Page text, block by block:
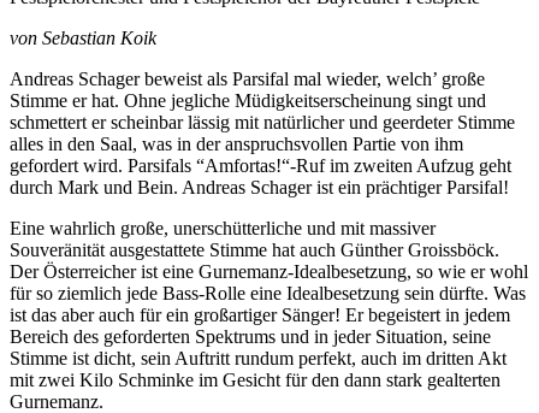
von Sebastian Koik
Andreas Schager beweist als Parsifal mal wieder, welch’ große
Stimme er hat. Ohne jegliche Müdigkeitserscheinung singt und
schmettert er scheinbar lässig mit natürlicher und geerdeter Stimme
alles in den Saal, was in der anspruchsvollen Partie von ihm
gefordert wird. Parsifals “Amfortas!“-Ruf im zweiten Aufzug geht
durch Mark und Bein. Andreas Schager ist ein prächtiger Parsifal!
Eine wahrlich große, unerschütterliche und mit massiver
Souveränität ausgestattete Stimme hat auch Günther Groissböck.
Der Österreicher ist eine Gurnemanz-Idealbesetzung, so wie er wohl
für so ziemlich jede Bass-Rolle eine Idealbesetzung sein dürfte. Was
ist das aber auch für ein großartiger Sänger! Er begeistert in jedem
Bereich des geforderten Spektrums und in jeder Situation, seine
Stimme ist dicht, sein Auftritt rundum perfekt, auch im dritten Akt
mit zwei Kilo Schminke im Gesicht für den dann stark gealterten
Gurnemanz.